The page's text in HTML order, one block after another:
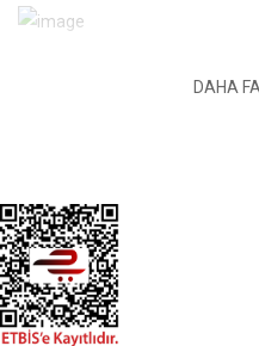
Ihlamur Sokak No: 10/A
OZ DOROTHY
Üye Ol
Giriş Yap
DAHA